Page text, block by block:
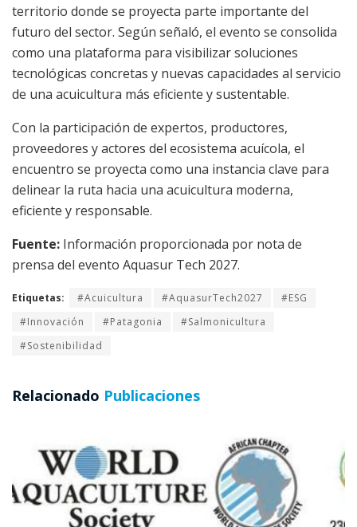
territorio donde se proyecta parte importante del
futuro del sector. Según señaló, el evento se consolida
como una plataforma para visibilizar soluciones
tecnológicas concretas y nuevas capacidades al servicio
de una acuicultura más eficiente y sustentable.
Con la participación de expertos, productores,
proveedores y actores del ecosistema acuícola, el
encuentro se proyecta como una instancia clave para
delinear la ruta hacia una acuicultura moderna,
eficiente y responsable.
Fuente: Información proporcionada por nota de
prensa del evento Aquasur Tech 2027.
Etiquetas: #Acuicultura #AquasurTech2027
#ESG
#Innovación
#Patagonia
#Salmonicultura
#Sostenibilidad
Relacionado Publicaciones